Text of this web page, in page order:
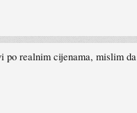
po realnim cijenama, mislim